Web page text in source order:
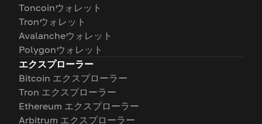
Toncoinウォレット
Tronウォレット
Avalancheウォレット
Polygonウォレット
エクスプローラー
Bitcoin エクスプローラー
Tron エクスプローラー
Ethereum エクスプローラー
Arbitrum エクスプローラー